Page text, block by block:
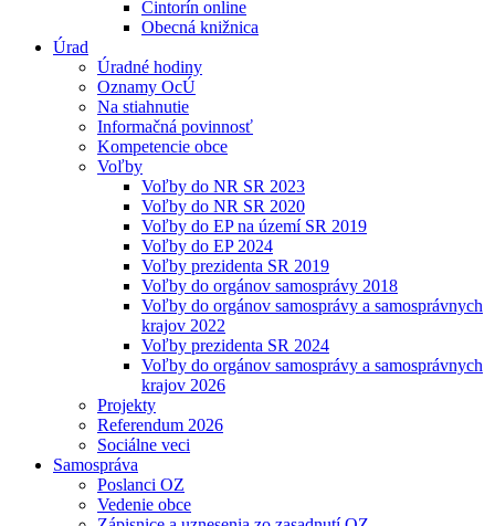
Cintorín online
Obecná knižnica
Úrad
Úradné hodiny
Oznamy OcÚ
Na stiahnutie
Informačná povinnosť
Kompetencie obce
Voľby
Voľby do NR SR 2023
Voľby do NR SR 2020
Voľby do EP na území SR 2019
Voľby do EP 2024
Voľby prezidenta SR 2019
Voľby do orgánov samosprávy 2018
Voľby do orgánov samosprávy a samosprávnych
krajov 2022
Voľby prezidenta SR 2024
Voľby do orgánov samosprávy a samosprávnych
krajov 2026
Projekty
Referendum 2026
Sociálne veci
Samospráva
Poslanci OZ
Vedenie obce